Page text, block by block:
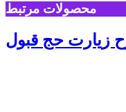
محصولات مرتبط
زیارت حج قبول